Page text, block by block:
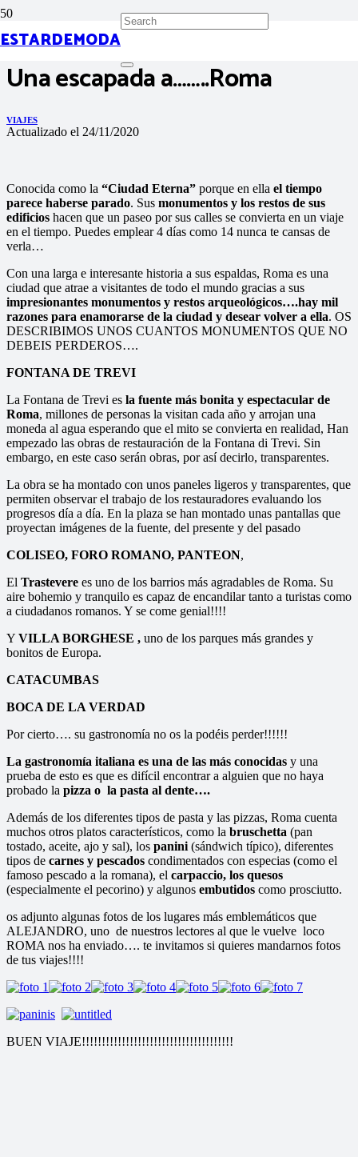
ESTARDEMODA
Una escapada a……..Roma
VIAJES
Actualizado el 24/11/2020
Conocida como la “Ciudad Eterna” porque en ella el tiempo
parece haberse parado. Sus monumentos y los restos de sus
edificios hacen que un paseo por sus calles se convierta en un viaje
en el tiempo. Puedes emplear 4 días como 14 nunca te cansas de
verla…
Con una larga e interesante historia a sus espaldas, Roma es una
ciudad que atrae a visitantes de todo el mundo gracias a sus
impresionantes monumentos y restos arqueológicos….hay mil
razones para enamorarse de la ciudad y desear volver a ella. OS
DESCRIBIMOS UNOS CUANTOS MONUMENTOS QUE NO
DEBEIS PERDEROS….
FONTANA DE TREVI
La Fontana de Trevi es la fuente más bonita y espectacular de
Roma, millones de personas la visitan cada año y arrojan una
moneda al agua esperando que el mito se convierta en realidad, Han
empezado las obras de restauración de la Fontana di Trevi. Sin
embargo, en este caso serán obras, por así decirlo, transparentes.
La obra se ha montado con unos paneles ligeros y transparentes, que
permiten observar el trabajo de los restauradores evaluando los
progresos día a día. En la plaza se han montado unas pantallas que
proyectan imágenes de la fuente, del presente y del pasado
COLISEO, FORO ROMANO, PANTEON,
El Trastevere es uno de los barrios más agradables de Roma. Su
aire bohemio y tranquilo es capaz de encandilar tanto a turistas como
a ciudadanos romanos. Y se come genial!!!!
Y VILLA BORGHESE , uno de los parques más grandes y
bonitos de Europa.
CATACUMBAS
BOCA DE LA VERDAD
Por cierto…. su gastronomía no os la podéis perder!!!!!!
La gastronomía italiana es una de las más conocidas y una
prueba de esto es que es difícil encontrar a alguien que no haya
probado la pizza o la pasta al dente….
Además de los diferentes tipos de pasta y las pizzas, Roma cuenta
muchos otros platos característicos, como la bruschetta (pan
tostado, aceite, ajo y sal), los panini (sándwich típico), diferentes
tipos de carnes y pescados condimentados con especias (como el
famoso pescado a la romana), el carpaccio, los quesos
(especialmente el pecorino) y algunos embutidos como prosciutto.
os adjunto algunas fotos de los lugares más emblemáticos que
ALEJANDRO, uno de nuestros lectores al que le vuelve loco
ROMA nos ha enviado…. te invitamos si quieres mandarnos fotos
de tus viajes!!!!
BUEN VIAJE!!!!!!!!!!!!!!!!!!!!!!!!!!!!!!!!!!!!!!